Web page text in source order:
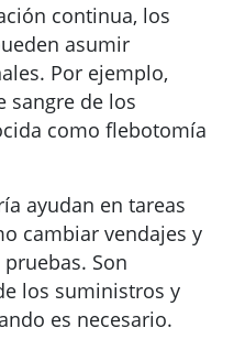
continua, los
asumir
Por ejemplo,
sangre de los
como flebotomía
ayudan en tareas
cambiar vendajes y
Son
los suministros y
es necesario.